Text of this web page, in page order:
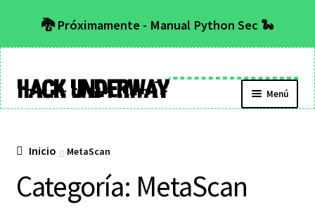
🐉 Próximamente - Manual Python Sec 🐍
Hack Underway Menú
Inicio MetaScan
Categoría: MetaScan